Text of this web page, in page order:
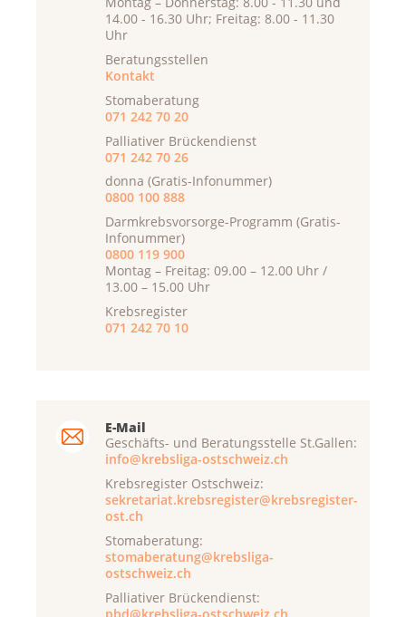
14.00 - 16.30 Uhr; Freitag: 8.00 - 11.30
Uhr
Beratungsstellen
Kontakt
Stomaberatung
071 242 70 20
Palliativer Brückendienst
071 242 70 26
donna (Gratis-Infonummer)
0800 100 888
Darmkrebsvorsorge-Programm (Gratis-
Infonummer)
0800 119 900
Montag – Freitag: 09.00 – 12.00 Uhr /
13.00 – 15.00 Uhr
Krebsregister
071 242 70 10
E-Mail
Geschäfts- und Beratungsstelle St.Gallen:
info@krebsliga-ostschweiz.ch
Krebsregister Ostschweiz:
sekretariat.krebsregister@krebsregister-
ost.ch
Stomaberatung:
stomaberatung@krebsliga-
ostschweiz.ch
Palliativer Brückendienst:
pbd@krebsliga-ostschweiz.ch